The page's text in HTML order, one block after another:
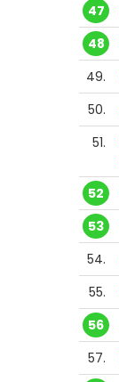
47
48
49.
50.
51.
52
53
54.
55.
56
57.